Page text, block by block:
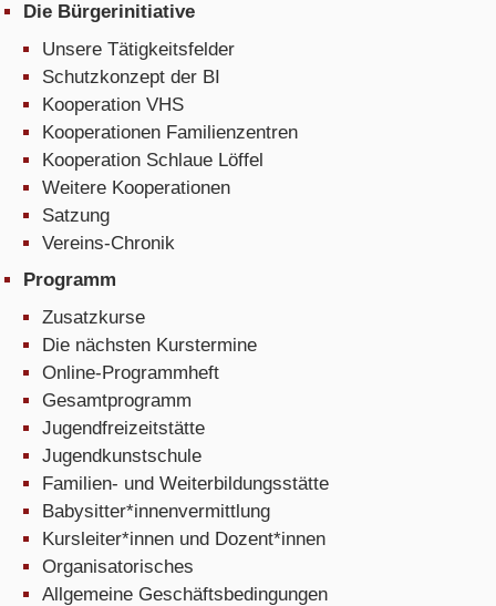
Die Bürgerinitiative
Unsere Tätigkeitsfelder
Schutzkonzept der BI
Kooperation VHS
Kooperationen Familienzentren
Kooperation Schlaue Löffel
Weitere Kooperationen
Satzung
Vereins-Chronik
Programm
Zusatzkurse
Die nächsten Kurstermine
Online-Programmheft
Gesamtprogramm
Jugendfreizeitstätte
Jugendkunstschule
Familien- und Weiterbildungsstätte
Babysitter*innenvermittlung
Kursleiter*innen und Dozent*innen
Organisatorisches
Allgemeine Geschäftsbedingungen